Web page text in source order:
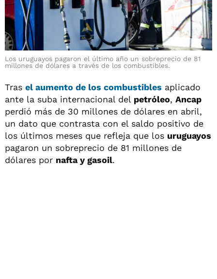
Los uruguayos pagaron el último año un sobreprecio de 81
millones de dólares a través de los combustibles.
Tras el aumento de los combustibles aplicado
ante la suba internacional del petróleo, Ancap
perdió más de 30 millones de dólares en abril,
un dato que contrasta con el saldo positivo de
los últimos meses que refleja que los uruguayos
pagaron un sobreprecio de 81 millones de
dólares por nafta y gasoil.